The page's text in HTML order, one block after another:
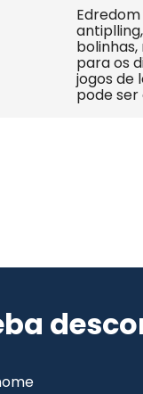
para os
jogos de
pode